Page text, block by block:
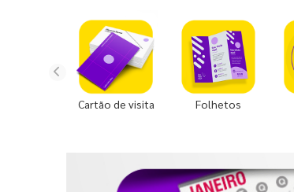
Cartão de visita Folhetos